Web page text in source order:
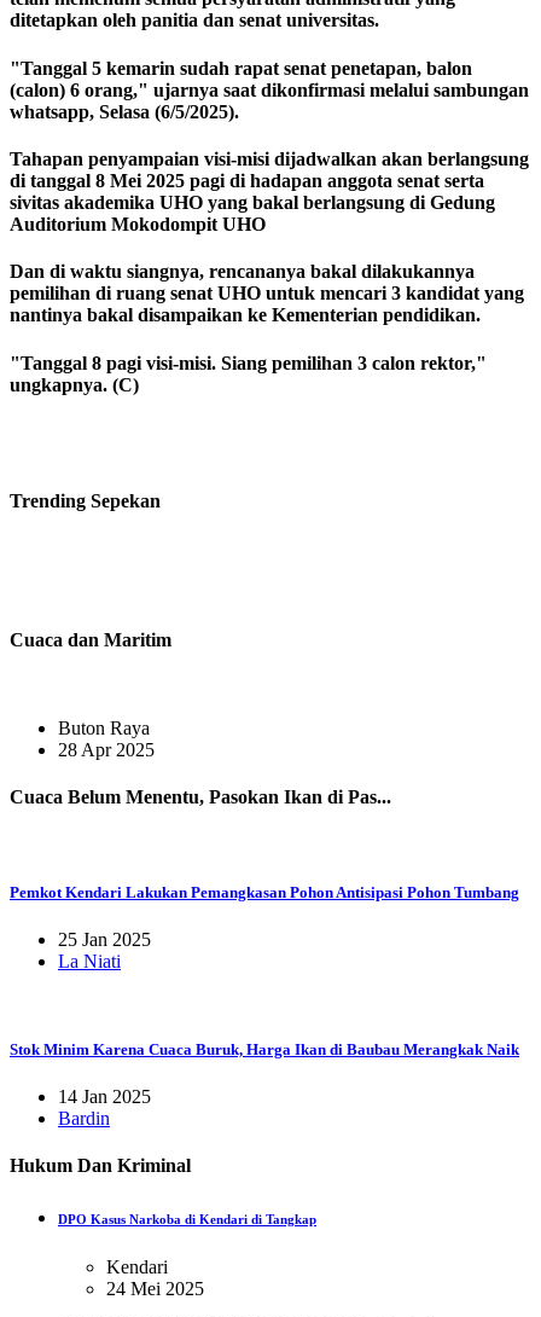
ditetapkan oleh panitia dan senat universitas.
"Tanggal 5 kemarin sudah rapat senat penetapan, balon
(calon) 6 orang," ujarnya saat dikonfirmasi melalui sambungan
whatsapp, Selasa (6/5/2025).
Tahapan penyampaian visi-misi dijadwalkan akan berlangsung
di tanggal 8 Mei 2025 pagi di hadapan anggota senat serta
sivitas akademika UHO yang bakal berlangsung di Gedung
Auditorium Mokodompit UHO
Dan di waktu siangnya, rencananya bakal dilakukannya
pemilihan di ruang senat UHO untuk mencari 3 kandidat yang
nantinya bakal disampaikan ke Kementerian pendidikan.
"Tanggal 8 pagi visi-misi. Siang pemilihan 3 calon rektor,"
ungkapnya. (C)
Trending Sepekan
Cuaca dan Maritim
Buton Raya
28 Apr 2025
Cuaca Belum Menentu, Pasokan Ikan di Pas...
Pemkot Kendari Lakukan Pemangkasan Pohon Antisipasi Pohon Tumbang
25 Jan 2025
La Niati
Stok Minim Karena Cuaca Buruk, Harga Ikan di Baubau Merangkak Naik
14 Jan 2025
Bardin
Hukum Dan Kriminal
DPO Kasus Narkoba di Kendari di Tangkap
Kendari
24 Mei 2025